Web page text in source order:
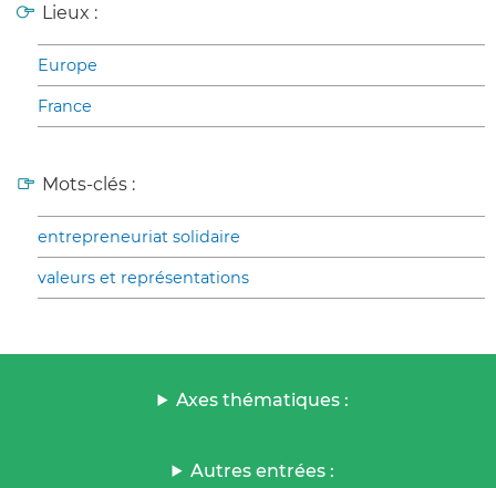
Lieux :
Europe
France
Mots-clés :
entrepreneuriat solidaire
valeurs et représentations
Axes thématiques :
Autres entrées :